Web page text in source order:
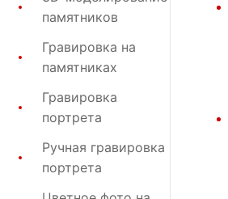
памятников
Гравировка на
памятниках
Гравировка
портрета
Ручная гравировка
портрета